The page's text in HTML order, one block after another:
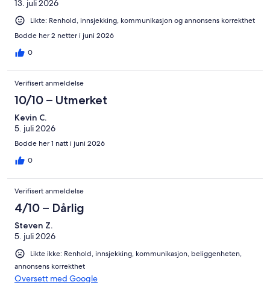
13. juli 2026
Likte: Renhold, innsjekking, kommunikasjon og annonsens korrekthet
Bodde her 2 netter i juni 2026
0
Verifisert anmeldelse
10/10 – Utmerket
Kevin C.
5. juli 2026
Bodde her 1 natt i juni 2026
0
Verifisert anmeldelse
4/10 – Dårlig
Steven Z.
5. juli 2026
Likte ikke: Renhold, innsjekking, kommunikasjon, beliggenheten,
annonsens korrekthet
Oversett med Google